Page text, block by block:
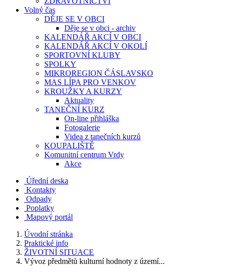
Volný čas
DĚJE SE V OBCI
Děje se v obci - archiv
KALENDÁŘ AKCÍ V OBCI
KALENDÁŘ AKCÍ V OKOLÍ
SPORTOVNÍ KLUBY
SPOLKY
MIKROREGION ČÁSLAVSKO
MAS LÍPA PRO VENKOV
KROUŽKY A KURZY
Aktuality
TANEČNÍ KURZ
On-line přihláška
Fotogalerie
Videa z tanečních kurzů
KOUPALIŠTĚ
Komunitní centrum Vrdy
Akce
Úřední deska
Kontakty
Odpady
Poplatky
Mapový portál
Úvodní stránka
Praktické info
ŽIVOTNÍ SITUACE
Vývoz předmětů kulturní hodnoty z území...